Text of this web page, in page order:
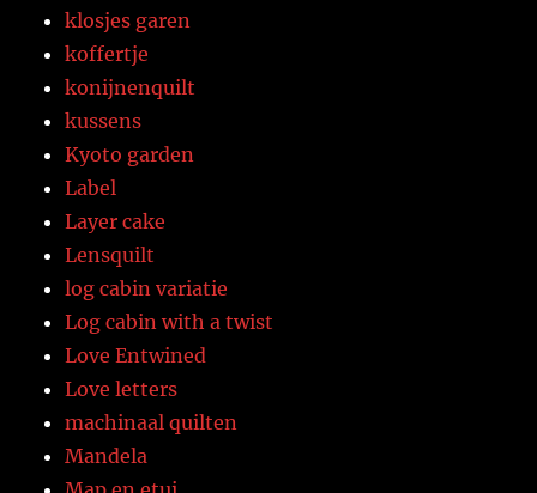
klosjes garen
koffertje
konijnenquilt
kussens
Kyoto garden
Label
Layer cake
Lensquilt
log cabin variatie
Log cabin with a twist
Love Entwined
Love letters
machinaal quilten
Mandela